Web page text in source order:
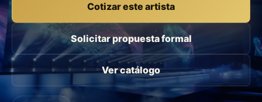
Cotizar este artista
Solicitar propuesta formal
Ver catálogo